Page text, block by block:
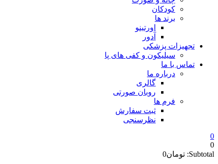
کودکان
برند ها
اورتینو
آدور
تجهیزات پزشکی
سیلیکون و کفی های پا
تماس با ما
درباره ما
گالری
روبان صورتی
فرم ها
ثبت سفارش
نظرسنجی
0
0
Subtotal: تومان0